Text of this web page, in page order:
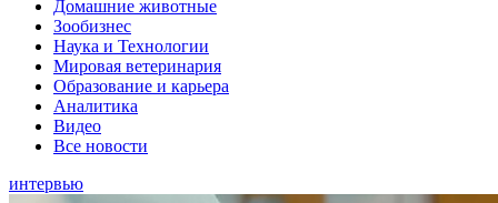
Домашние животные
Зообизнес
Наука и Технологии
Мировая ветеринария
Образование и карьера
Аналитика
Видео
Все новости
интервью